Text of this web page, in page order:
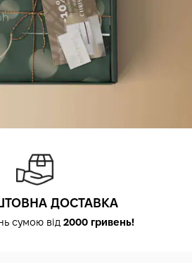
ДОСТАВКА
сумою від 2000 гривень!